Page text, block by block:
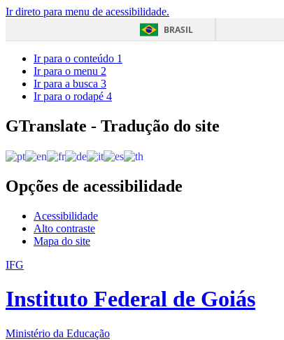
Ir direto para menu de acessibilidade.
BRASIL
Ir para o conteúdo 1
Ir para o menu 2
Ir para a busca 3
Ir para o rodapé 4
GTranslate - Tradução do site
Opções de acessibilidade
Acessibilidade
Alto contraste
Mapa do site
IFG
Instituto Federal de Goiás
Ministério da Educação